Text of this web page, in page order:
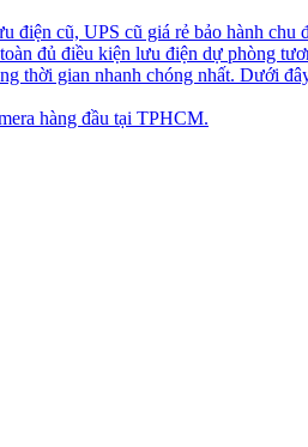
điện cũ, UPS cũ giá rẻ bảo hành
đủ điều kiện lưu điện dự phòng
thời gian nhanh chóng nhất. Dưới
hàng đầu tại TPHCM.